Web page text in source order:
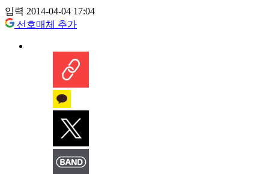
입력 2014-04-04 17:04
선호매체 추가